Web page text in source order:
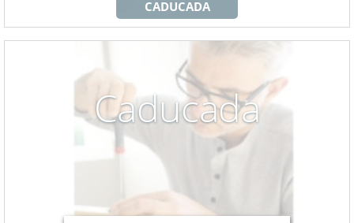
CADUCADA
Caducada